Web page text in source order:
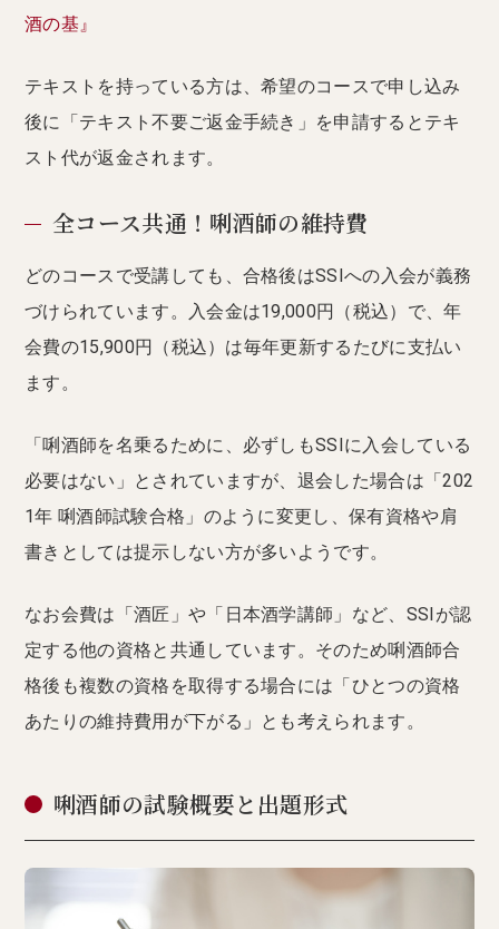
酒の基』
テキストを持っている方は、希望のコースで申し込み
後に「テキスト不要ご返金手続き」を申請するとテキ
スト代が返金されます。
全コース共通！唎酒師の維持費
どのコースで受講しても、合格後はSSIへの入会が義務
づけられています。入会金は19,000円（税込）で、年
会費の15,900円（税込）は毎年更新するたびに支払い
ます。
「唎酒師を名乗るために、必ずしもSSIに入会している
必要はない」とされていますが、退会した場合は「202
1年 唎酒師試験合格」のように変更し、保有資格や肩
書きとしては提示しない方が多いようです。
なお会費は「酒匠」や「日本酒学講師」など、SSIが認
定する他の資格と共通しています。そのため唎酒師合
格後も複数の資格を取得する場合には「ひとつの資格
あたりの維持費用が下がる」とも考えられます。
唎酒師の試験概要と出題形式